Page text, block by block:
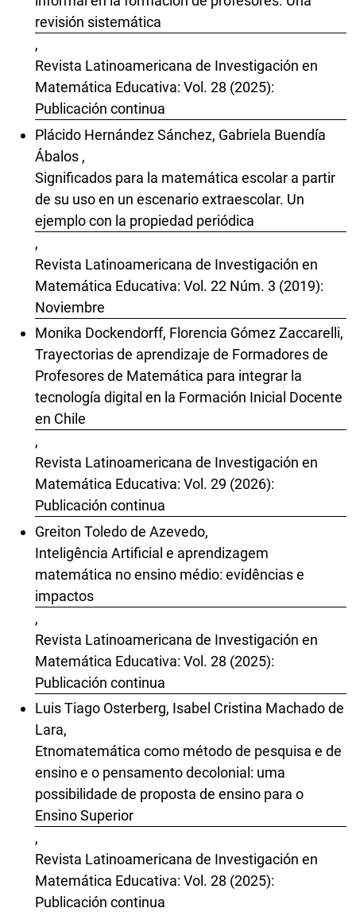
revisión sistemática
,
Revista Latinoamericana de Investigación en
Matemática Educativa: Vol. 28 (2025):
Publicación continua
Plácido Hernández Sánchez, Gabriela Buendía
Ábalos ,
Significados para la matemática escolar a partir
de su uso en un escenario extraescolar. Un
ejemplo con la propiedad periódica
,
Revista Latinoamericana de Investigación en
Matemática Educativa: Vol. 22 Núm. 3 (2019):
Noviembre
Monika Dockendorff, Florencia Gómez Zaccarelli,
Trayectorias de aprendizaje de Formadores de
Profesores de Matemática para integrar la
tecnología digital en la Formación Inicial Docente
en Chile
,
Revista Latinoamericana de Investigación en
Matemática Educativa: Vol. 29 (2026):
Publicación continua
Greiton Toledo de Azevedo,
Inteligência Artificial e aprendizagem
matemática no ensino médio: evidências e
impactos
,
Revista Latinoamericana de Investigación en
Matemática Educativa: Vol. 28 (2025):
Publicación continua
Luis Tiago Osterberg, Isabel Cristina Machado de
Lara,
Etnomatemática como método de pesquisa e de
ensino e o pensamento decolonial: uma
possibilidade de proposta de ensino para o
Ensino Superior
,
Revista Latinoamericana de Investigación en
Matemática Educativa: Vol. 28 (2025):
Publicación continua